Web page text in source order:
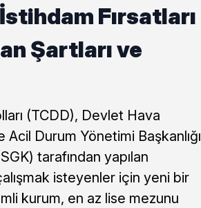
Fırsatları
Şartları ve
(TCDD), Devlet Hava
Durum Yönetimi Başkanlığı
tarafından yapılan
isteyenler için yeni bir
kurum, en az lise mezunu